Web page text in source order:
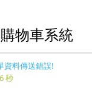
物車系統
資料傳送錯誤!
秒